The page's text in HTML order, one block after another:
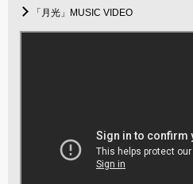
「月光」MUSIC VIDEO